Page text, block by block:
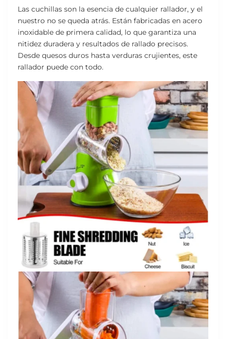
Las cuchillas son la esencia de cualquier rallador, y el
nuestro no se queda atrás. Están fabricadas en acero
inoxidable de primera calidad, lo que garantiza una
nitidez duradera y resultados de rallado precisos.
Desde quesos duros hasta verduras crujientes, este
rallador puede con todo.